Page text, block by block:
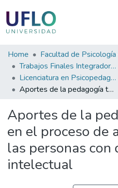
Communities
&
Collections
Statistics
Home
Trabajos Finales Integradores (TFI) de Grado
Licenciatura en Psicopedagogía
Aportes de la pedagogía teatral en el proceso de aprendizaje de las personas con discapacidad intelectual
Aportes de la
en el proceso de
las personas con
intelectual